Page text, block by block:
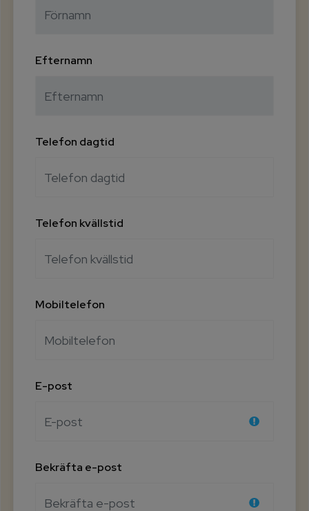
Efternamn
Telefon dagtid
Telefon kvällstid
Mobiltelefon
E-post
Bekräfta e-post